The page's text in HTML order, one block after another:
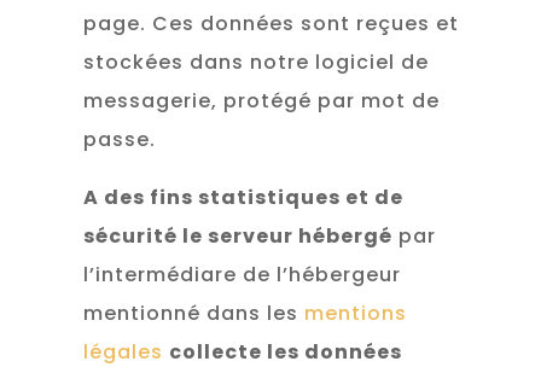
page. Ces données sont reçues et
stockées dans notre logiciel de
messagerie, protégé par mot de
passe.
A des fins statistiques et de
sécurité le serveur hébergé par
l’intermédiare de l’hébergeur
mentionné dans les mentions
légales collecte les données